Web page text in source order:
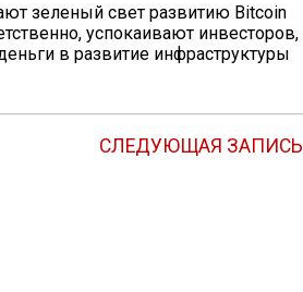
зеленый свет развитию Bitcoin
успокаивают инвесторов,
в развитие инфраструктуры
СЛЕДУЮЩАЯ ЗАПИСЬ